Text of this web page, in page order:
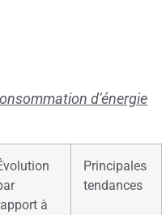
d’énergie
à
Principales
tendances